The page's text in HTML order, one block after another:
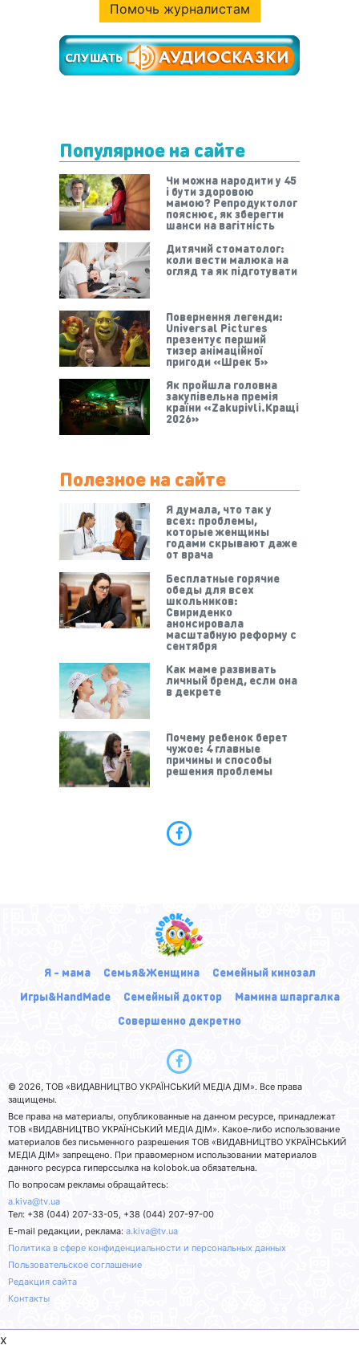
Помочь журналистам
Популярное на сайте
Чи можна народити у 45
і бути здоровою
мамою? Репродуктолог
пояснює, як зберегти
шанси на вагітність
Дитячий стоматолог:
коли вести малюка на
огляд та як підготувати
Повернення легенди:
Universal Pictures
презентує перший
тизер анімаційної
пригоди «Шрек 5»
Як пройшла головна
закупівельна премія
країни «Zakupivli.Кращі
2026»
Полезное на сайте
Я думала, что так у
всех: проблемы,
которые женщины
годами скрывают даже
от врача
Бесплатные горячие
обеды для всех
школьников:
Свириденко
анонсировала
масштабную реформу с
сентября
Как маме развивать
личный бренд, если она
в декрете
Почему ребенок берет
чужое: 4 главные
причины и способы
решения проблемы
Я - мама Семья&Женщина
Семейный кинозал
Игры&HandMade
Семейный доктор
Мамина шпаргалка
Совершенно декретно
© 2026, ТОВ «ВИДАВНИЦТВО УКРАЇНСЬКИЙ МЕДІА ДІМ». Все права
защищены.
Все права на материалы, опубликованные на данном ресурсе, принадлежат
ТОВ «ВИДАВНИЦТВО УКРАЇНСЬКИЙ МЕДІА ДІМ». Какое-либо использование
материалов без письменного разрешения ТОВ «ВИДАВНИЦТВО УКРАЇНСЬКИЙ
МЕДІА ДІМ» запрещено. При правомерном использовании материалов
данного ресурса гиперссылка на kolobok.ua обязательна.
По вопросам рекламы обращайтесь:
a.kiva@tv.ua
Тел: +38 (044) 207-33-05, +38 (044) 207-97-00
E-mail редакции, реклама: a.kiva@tv.ua
Политика в сфере конфиденциальности и персональных данных
Пользовательское соглашение
Редакция сайта
Контакты
x